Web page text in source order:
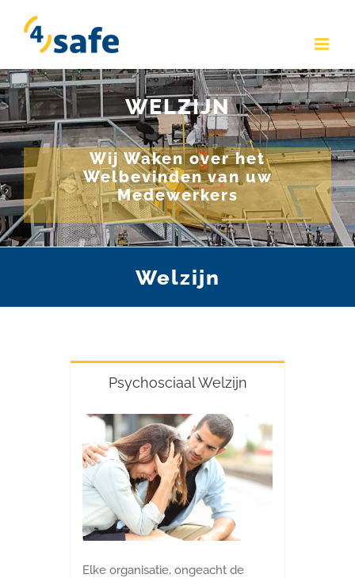
content
WELZIJN
Wij Waken over het
Welbevinden van uw
Medewerkers
Welzijn
Psychosciaal Welzijn
Elke organisatie, ongeacht de